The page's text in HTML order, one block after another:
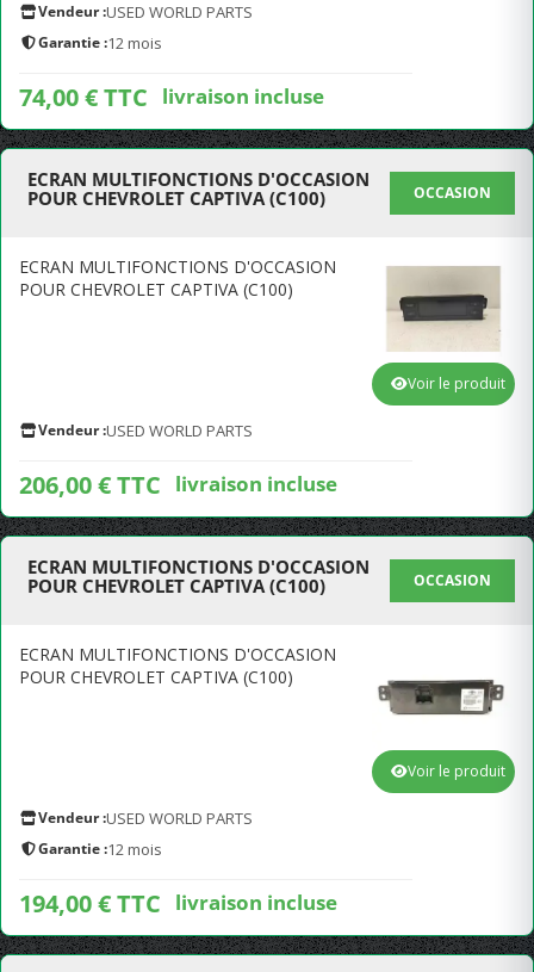
Vendeur :USED WORLD PARTS
Garantie :12 mois
74,00 € TTC livraison incluse
ECRAN MULTIFONCTIONS D'OCCASION
POUR CHEVROLET CAPTIVA (C100)
OCCASION
ECRAN MULTIFONCTIONS D'OCCASION
POUR CHEVROLET CAPTIVA (C100)
Vendeur :USED WORLD PARTS
206,00 € TTC livraison incluse
Voir le produit
ECRAN MULTIFONCTIONS D'OCCASION
POUR CHEVROLET CAPTIVA (C100)
OCCASION
ECRAN MULTIFONCTIONS D'OCCASION
POUR CHEVROLET CAPTIVA (C100)
Vendeur :USED WORLD PARTS
Garantie :12 mois
194,00 € TTC livraison incluse
Voir le produit